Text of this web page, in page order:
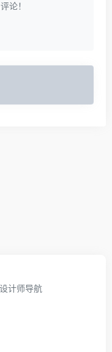
论！
设计师导航